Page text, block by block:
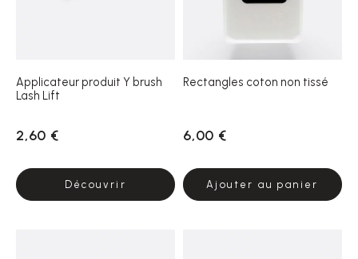
Applicateur produit Y brush
Lash Lift
2,60 €
Découvrir
Rectangles coton non tissé
6,00 €
Ajouter au panier